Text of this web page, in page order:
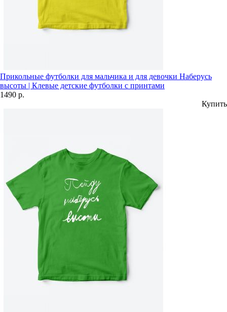
Прикольные футболки для мальчика и для девочки Наберусь
высоты | Клевые детские футболки с принтами
1490 р.
Купить